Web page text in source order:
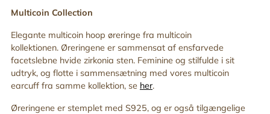
til
din
indkøbskurv
Multicoin Collection
Elegante multicoin hoop øreringe fra multicoin
kollektionen . Øreringene er sammensat af ensfarvede
facetslebne hvide zirkonia sten. Feminine og stilfulde i sit
udtryk, og flotte i sammensætning med vores multicoin
earcuff fra samme kollektion, se her.
Øreringene er stemplet med S925, og er også tilgængelige